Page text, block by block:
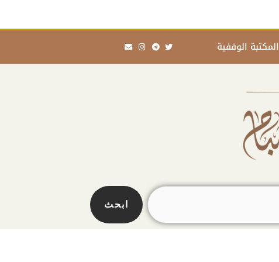
المكتبة الوقفية Twitter
Telegram
Instagram
Envelope
ابحث